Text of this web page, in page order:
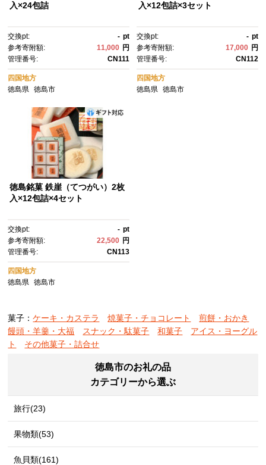
入×24包詰
交換pt: - pt
参考寄附額:
11,000 円
管理番号:
CN111
四国地方
徳島県
徳島市
入×12包詰×3セット
交換pt: - pt
参考寄附額:
17,000 円
管理番号:
CN112
四国地方
徳島県 徳島市
徳島銘菓 鉄崖（てつがい）2枚
入×12包詰×4セット
交換pt: - pt
参考寄附額:
22,500 円
管理番号:
CN113
四国地方
徳島県
徳島市
菓子：ケーキ・カステラ 焼菓子・チョコレート
煎餅・おかき
饅頭・羊羹・大福
スナック・駄菓子 和菓子
アイス・ヨーグル
ト
その他菓子・詰合せ
徳島市のお礼の品
カテゴリーから選ぶ
旅行(23)
果物類(53)
魚貝類(161)